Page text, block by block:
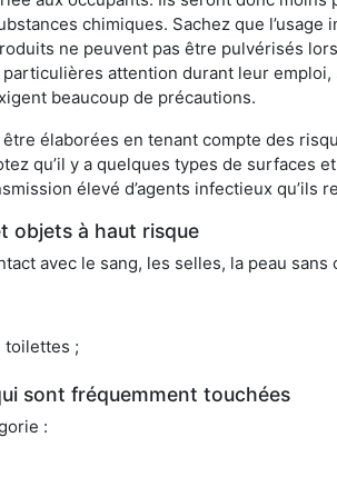
chimiques. Sachez que
ne peuvent pas être pulvérisés
attention durant leur
beaucoup de précautions.
élaborées en tenant compte des
qu’il y a quelques types de surfaces
élevé d’agents infectieux qu’ils
objets à haut risque
avec le sang, les selles, la peau
toilettes ;
sont fréquemment touchées
: